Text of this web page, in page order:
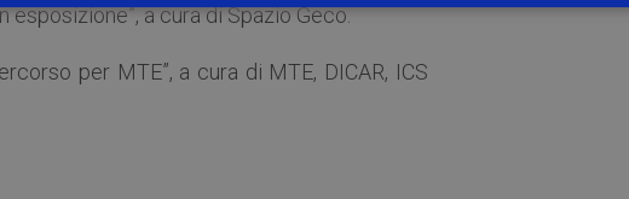
a cura di Spazio Geco.
per MTE”, a cura di MTE, DICAR, ICS